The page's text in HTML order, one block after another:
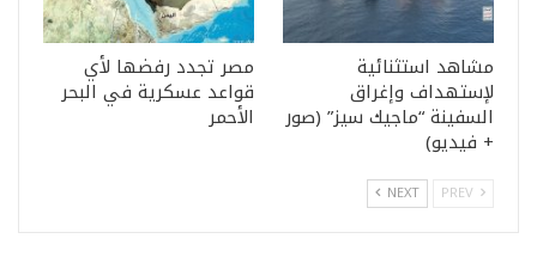
مشاهد استثنائية
لإستهداف وإغراق
السفينة “ماجيك سيز” (صور
+ فيديو)
مصر تجدد رفضها لأي
قواعد عسكرية في البحر
الأحمر
NEXT